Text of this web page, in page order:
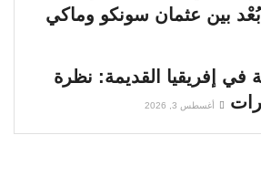
بين عثمان سونكو وماكي
في إفريقيا القديمة: نظرة
أغسطس 3, 2026